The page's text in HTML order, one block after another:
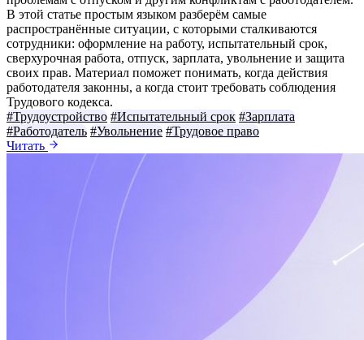
В этой статье простым языком разберём самые
распространённые ситуации, с которыми сталкиваются
сотрудники: оформление на работу, испытательный срок,
сверхурочная работа, отпуск, зарплата, увольнение и защита
своих прав. Материал поможет понимать, когда действия
работодателя законны, а когда стоит требовать соблюдения
Трудового кодекса.
#Трудоустройство #Испытательный срок #Зарплата
#Работодатель #Увольнение #Трудовое право
Читать